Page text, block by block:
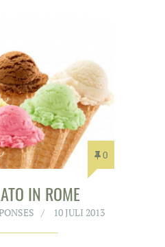
0
IN ROME
10 JULI 2013